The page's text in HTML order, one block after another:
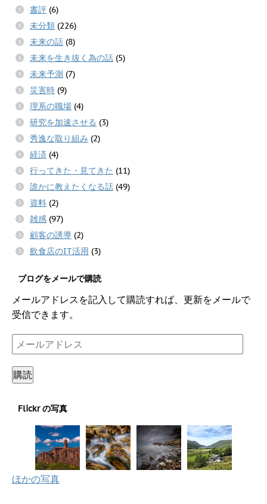
書評 (6)
未分類 (226)
未来の話 (8)
未来を生き抜く為の話 (5)
未来予測 (7)
災害時 (9)
理系の職場 (4)
研究を加速させる (3)
秀逸な取り組み (2)
経済 (4)
行ってきた・見てきた (11)
誰かに教えたくなる話 (49)
資料 (2)
雑感 (97)
顧客の誘導 (2)
飲食店のIT活用 (3)
ブログをメールで購読
メールアドレスを記入して購読すれば、更新をメールで
受信できます。
メ
ー
ル
ア
レ
購読
Flickr の写真
ほかの写真